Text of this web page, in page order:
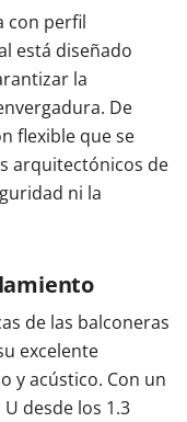
con perfil
está diseñado
la
De
flexible que se
arquitectónicos de
ni la
de las balconeras
excelente
y acústico. Con un
desde los 1.3